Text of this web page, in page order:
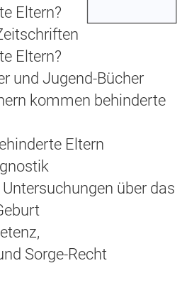
Eltern?
Eltern?
und Jugend-Bücher
kommen behinderte
Eltern
über das
Sorge-Recht